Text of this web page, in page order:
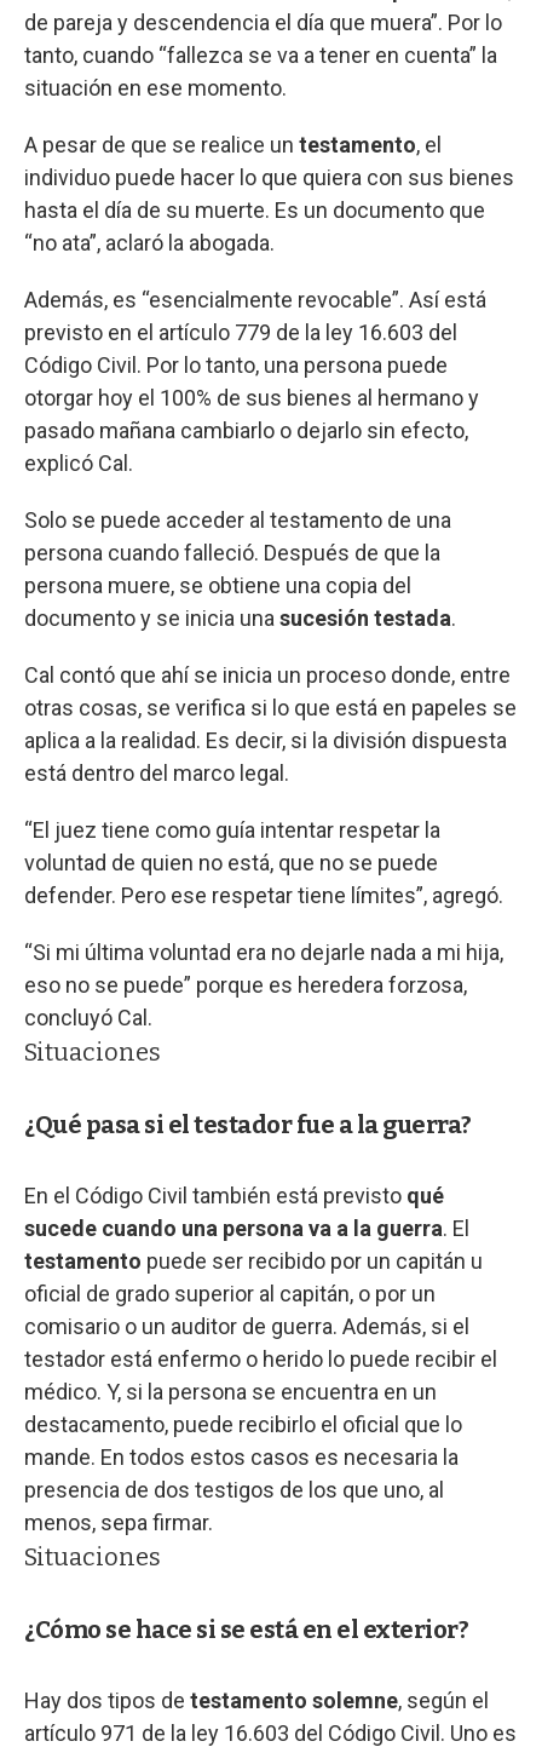
de pareja y descendencia el día que muera”. Por lo
tanto, cuando “fallezca se va a tener en cuenta” la
situación en ese momento.
A pesar de que se realice un testamento, el
individuo puede hacer lo que quiera con sus bienes
hasta el día de su muerte. Es un documento que
“no ata”, aclaró la abogada.
Además, es “esencialmente revocable”. Así está
previsto en el artículo 779 de la ley 16.603 del
Código Civil. Por lo tanto, una persona puede
otorgar hoy el 100% de sus bienes al hermano y
pasado mañana cambiarlo o dejarlo sin efecto,
explicó Cal.
Solo se puede acceder al testamento de una
persona cuando falleció. Después de que la
persona muere, se obtiene una copia del
documento y se inicia una sucesión testada.
Cal contó que ahí se inicia un proceso donde, entre
otras cosas, se verifica si lo que está en papeles se
aplica a la realidad. Es decir, si la división dispuesta
está dentro del marco legal.
“El juez tiene como guía intentar respetar la
voluntad de quien no está, que no se puede
defender. Pero ese respetar tiene límites”, agregó.
“Si mi última voluntad era no dejarle nada a mi hija,
eso no se puede” porque es heredera forzosa,
concluyó Cal.
Situaciones
¿Qué pasa si el testador fue a la guerra?
En el Código Civil también está previsto qué
sucede cuando una persona va a la guerra. El
testamento puede ser recibido por un capitán u
oficial de grado superior al capitán, o por un
comisario o un auditor de guerra. Además, si el
testador está enfermo o herido lo puede recibir el
médico. Y, si la persona se encuentra en un
destacamento, puede recibirlo el oficial que lo
mande. En todos estos casos es necesaria la
presencia de dos testigos de los que uno, al
menos, sepa firmar.
Situaciones
¿Cómo se hace si se está en el exterior?
Hay dos tipos de testamento solemne, según el
artículo 971 de la ley 16.603 del Código Civil. Uno es